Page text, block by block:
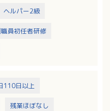
ヘルパー2級
員初任者研修
110日以上
残業ほぼなし